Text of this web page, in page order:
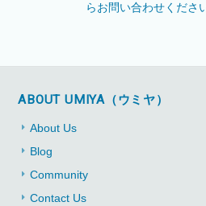
らお問い合わせくださ
ABOUT UMIYA（ウミヤ）
About Us
Blog
Community
Contact Us